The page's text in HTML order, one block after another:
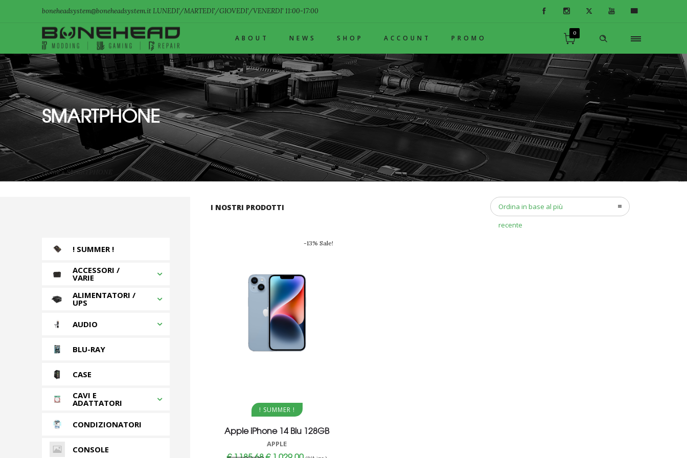
boneheadsystem@boneheadsystem.it LUNEDI'/MARTEDI'/GIOVEDI'/VENERDI' 11:00-17:00
0
ABOUT NEWS SHOP ACCOUNT PROMO
SMARTPHONE
Home»SMARTPHONE
I NOSTRI PRODOTTI
Ordina in base al più
recente
-13% Sale!
Aggiungi al carrello
! SUMMER !
Apple iPhone 14 Blu 128GB
APPLE
Il Il
! SUMMER !
ACCESSORI /
VARIE
ALIMENTATORI /
UPS
AUDIO
BLU-RAY
CASE
CAVI E
ADATTATORI
CONDIZIONATORI
CONSOLE